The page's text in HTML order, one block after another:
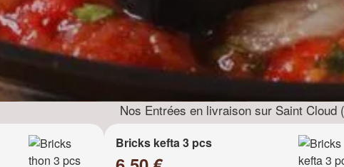
Nos Entrées en livraison sur Saint Cloud
Bricks kefta 3 pcs